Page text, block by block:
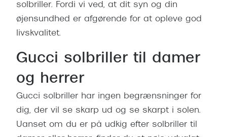
solbriller. Fordi vi ved, at dit syn og din
øjensundhed er afgørende for at opleve god
livskvalitet.
Gucci solbriller til damer
og herrer
Gucci solbriller har ingen begrænsninger for
dig, der vil se skarp ud og se skarpt i solen.
Uanset om du er på udkig efter solbriller til